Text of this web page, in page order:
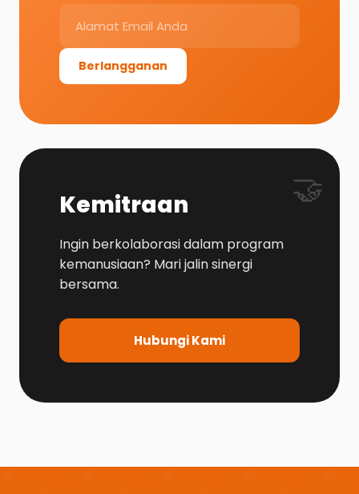
Berlangganan
🤝
Kemitraan
Ingin berkolaborasi dalam program
kemanusiaan? Mari jalin sinergi
bersama.
Hubungi Kami